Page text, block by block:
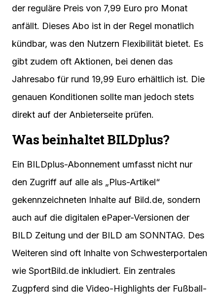
der reguläre Preis von 7,99 Euro pro Monat
anfällt. Dieses Abo ist in der Regel monatlich
kündbar, was den Nutzern Flexibilität bietet. Es
gibt zudem oft Aktionen, bei denen das
Jahresabo für rund 19,99 Euro erhältlich ist. Die
genauen Konditionen sollte man jedoch stets
direkt auf der Anbieterseite prüfen.
Was beinhaltet BILDplus?
Ein BILDplus-Abonnement umfasst nicht nur
den Zugriff auf alle als „Plus-Artikel“
gekennzeichneten Inhalte auf Bild.de, sondern
auch auf die digitalen ePaper-Versionen der
BILD Zeitung und der BILD am SONNTAG. Des
Weiteren sind oft Inhalte von Schwesterportalen
wie SportBild.de inkludiert. Ein zentrales
Zugpferd sind die Video-Highlights der Fußball-